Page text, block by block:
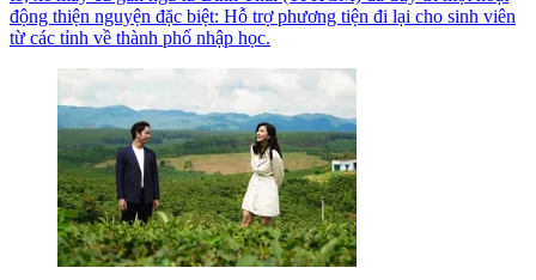
động thiện nguyện đặc biệt: Hỗ trợ phương tiện đi lại cho sinh viên
từ các tỉnh về thành phố nhập học.